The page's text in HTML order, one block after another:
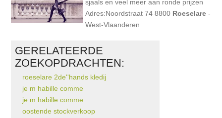
sjaals en veel meer aan ronde prijzen
Adres:Noordstraat 74 8800 Roeselare -
West-Vlaanderen
GERELATEERDE
ZOEKOPDRACHTEN:
roeselare 2de''hands kledij
je m habille comme
je m habille comme
oostende stockverkoop